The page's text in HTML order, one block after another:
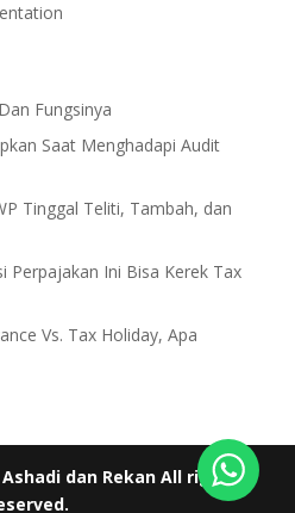
Fungsinya
Saat Menghadapi Audit
Tinggal Teliti, Tambah, dan
Perpajakan Ini Bisa Kerek Tax
Vs. Tax Holiday, Apa
dan Rekan All rights